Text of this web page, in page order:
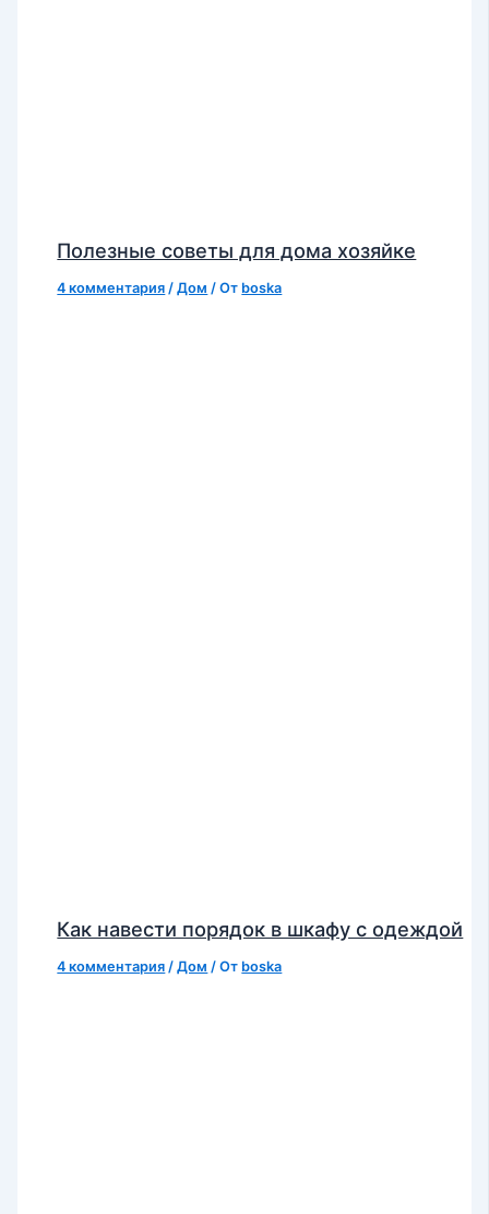
Полезные советы для дома хозяйке
4 комментария /Дом / От boska
Как навести порядок в шкафу с одеждой
4 комментария /Дом / От boska